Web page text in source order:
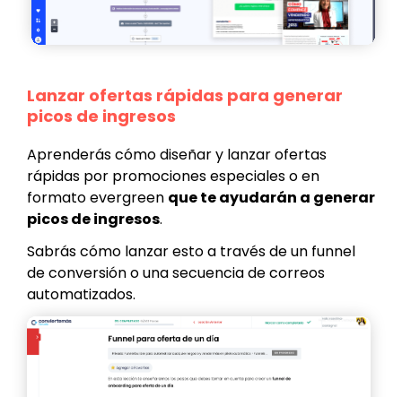
Lanzar ofertas rápidas para generar
picos de ingresos
Aprenderás cómo diseñar y lanzar ofertas
rápidas por promociones especiales o en
formato evergreen que te ayudarán a generar
picos de ingresos.
Sabrás cómo lanzar esto a través de un funnel
de conversión o una secuencia de correos
automatizados.